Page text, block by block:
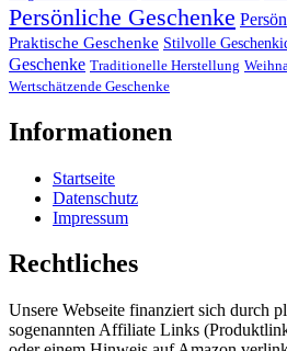
Persönliche Geschenke
Praktische Geschenke Stilvolle
Geschenke Traditionelle Herstellung
Wertschätzende Geschenke
Informationen
Startseite
Datenschutz
Impressum
Rechtliches
Unsere Webseite finanziert sich durch
sogenannten Affiliate Links